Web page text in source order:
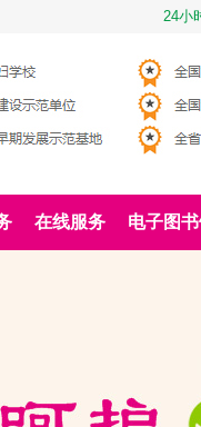
24小
在线服务 电子图